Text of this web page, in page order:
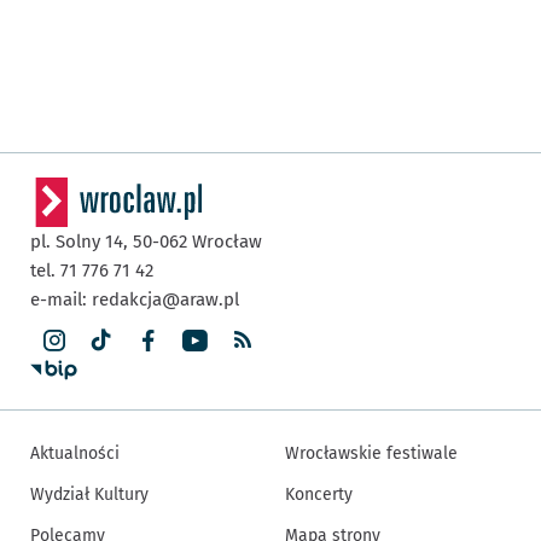
pl. Solny 14, 50-062 Wrocław
tel. 71 776 71 42
e-mail: redakcja@araw.pl
Aktualności
Wydział Kultury
Polecamy
Wrocławskie festiwale
Koncerty
Mapa strony